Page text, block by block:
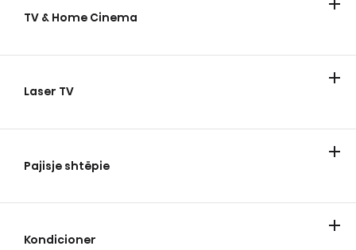
TV & Home Cinema
Laser TV
Pajisje shtëpie
Kondicioner